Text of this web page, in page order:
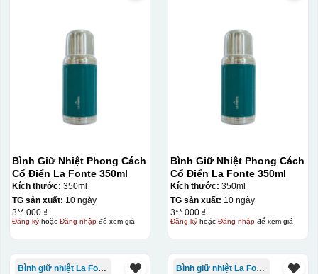
Bình Giữ Nhiệt Phong Cách
Cổ Điển La Fonte 350ml
Kích thước: 350ml
TG sản xuất: 10 ngày
3**.000 ₫
Đăng kýhoặc Đăng nhậpđể xem giá
Bình Giữ Nhiệt Phong Cách
Cổ Điển La Fonte 350ml
Kích thước: 350ml
TG sản xuất: 10 ngày
3**.000 ₫
Đăng kýhoặc Đăng nhậpđể xem giá
Bình giữ nhiệt La Fonte Bình giữ nhiệt La Fonte